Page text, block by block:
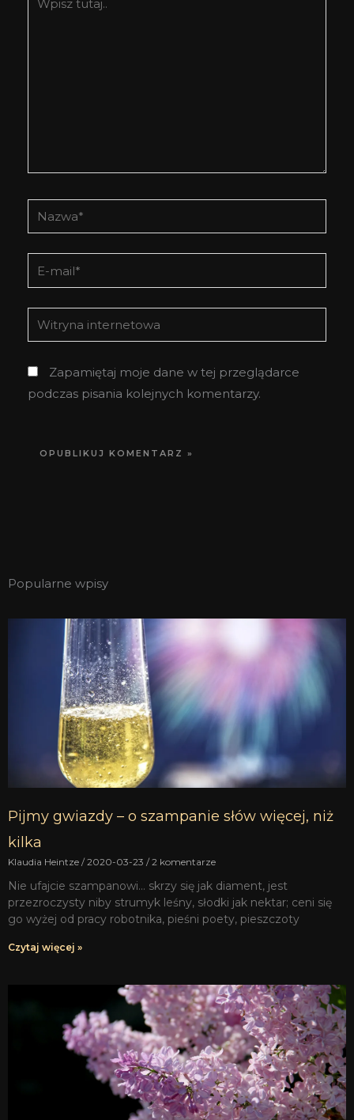
tutaj..
Nazwa*
E-
mail*
Witryna
internetowa
Zapamiętaj moje dane w tej przeglądarce
podczas pisania kolejnych komentarzy.
Popularne wpisy
Pijmy gwiazdy – o szampanie słów więcej, niż
kilka
Klaudia Heintze 2020-03-23 2 komentarze
Nie ufajcie szampanowi… skrzy się jak diament, jest
przezroczysty niby strumyk leśny, słodki jak nektar; ceni się
go wyżej od pracy robotnika, pieśni poety, pieszczoty
Czytaj więcej »